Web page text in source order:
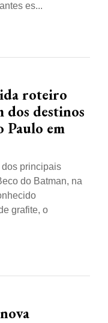
es...
roteiro
dos destinos
Paulo em
dos principais
do Batman, na
grafite, o